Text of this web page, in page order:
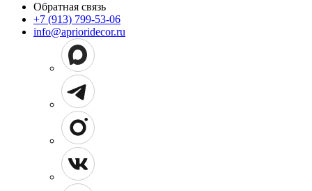
Обратная связь
+7 (913) 799-53-06
info@aprioridecor.ru